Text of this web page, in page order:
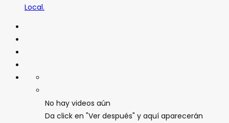
Local.
No hay videos aún
Da click en "Ver después" y aquí aparecerán